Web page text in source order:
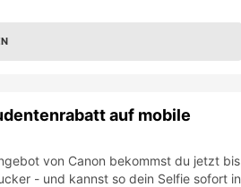
auf mobile
von Canon bekommst du jetzt bis
- und kannst so dein Selfie sofort in